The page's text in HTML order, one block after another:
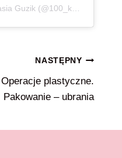
NASTĘPNY
Operacje plastyczne.
Pakowanie – ubrania